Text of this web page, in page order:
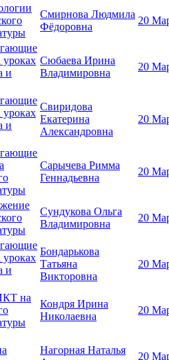
Смирнова Людмила
Фёдоровна
20
уроках
и
Сюбаева Ирина
Владимировна
20
уроках
и
Свиридова
Екатерина
Александровна
20
Сарычева Римма
Геннадьевна
20
Сундукова Ольга
Владимировна
20
уроках
и
Бондарькова
Татьяна
Викторовна
20
на
Кондря Ирина
Николаевна
20
Нагорная Наталья
20